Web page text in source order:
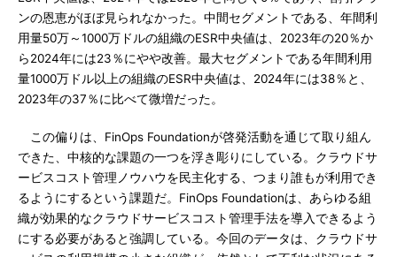
ンの恩恵がほぼ見られなかった。中間セグメントである、年間利
用量50万～1000万ドルの組織のESR中央値は、2023年の20％か
ら2024年には23％にやや改善。最大セグメントである年間利用
量1000万ドル以上の組織のESR中央値は、2024年には38％と、
2023年の37％に比べて微増だった。
この偏りは、FinOps Foundationが啓発活動を通じて取り組ん
できた、中核的な課題の一つを浮き彫りにしている。クラウドサ
ービスコスト管理ノウハウを民主化する、つまり誰もが利用でき
るようにするという課題だ。FinOps Foundationは、あらゆる組
織が効果的なクラウドサービスコスト管理手法を導入できるよう
にする必要があると強調している。今回のデータは、クラウドサ